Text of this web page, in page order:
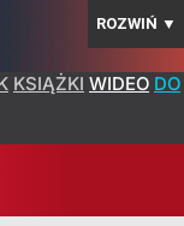
ROZWIŃ ▼
KSIĄŻKI WIDEO DO